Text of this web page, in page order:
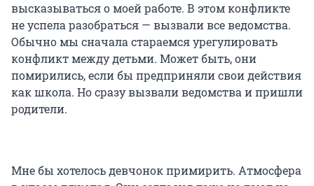
высказываться о моей работе. В этом конфликте
не успела разобраться — вызвали все ведомства.
Обычно мы сначала стараемся урегулировать
конфликт между детьми. Может быть, они
помирились, если бы предприняли свои действия
как школа. Но сразу вызвали ведомства и пришли
родители.
Мне бы хотелось девчонок примирить. Атмосфера